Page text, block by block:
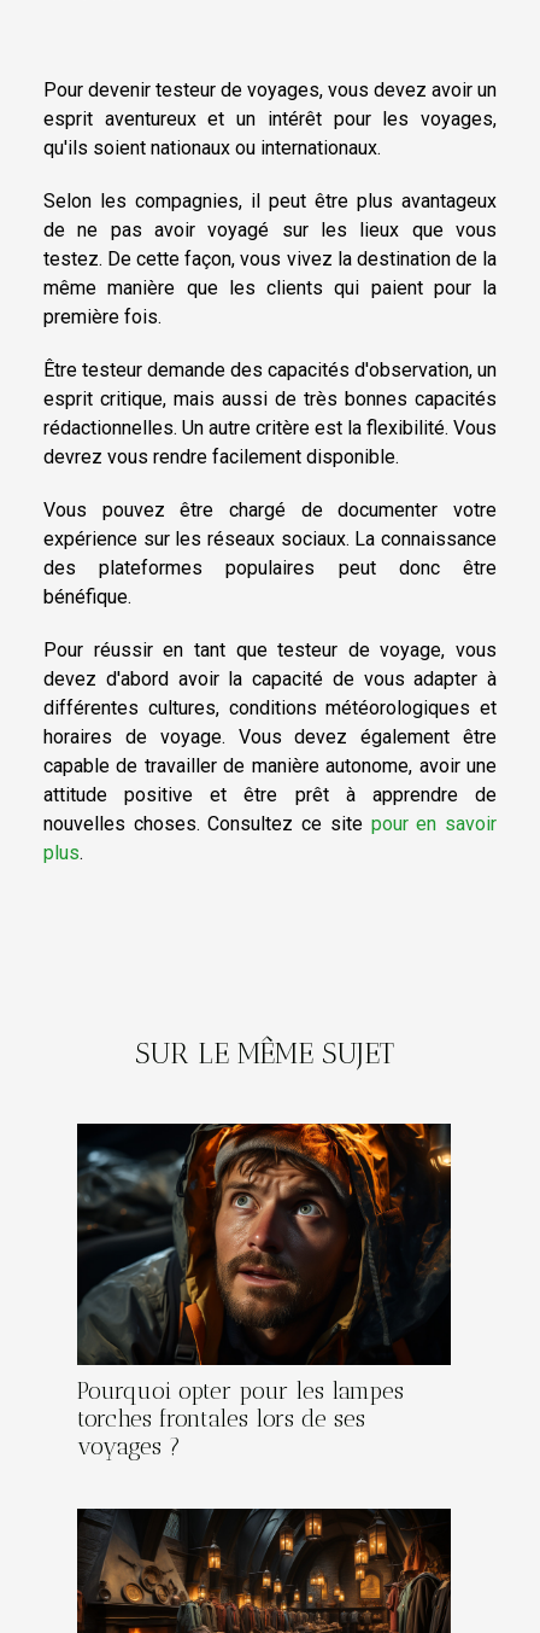
Pour devenir testeur de voyages, vous devez avoir un
esprit aventureux et un intérêt pour les voyages,
qu'ils soient nationaux ou internationaux.
Selon les compagnies, il peut être plus avantageux
de ne pas avoir voyagé sur les lieux que vous
testez. De cette façon, vous vivez la destination de la
même manière que les clients qui paient pour la
première fois.
Être testeur demande des capacités d'observation, un
esprit critique, mais aussi de très bonnes capacités
rédactionnelles. Un autre critère est la flexibilité. Vous
devrez vous rendre facilement disponible.
Vous pouvez être chargé de documenter votre
expérience sur les réseaux sociaux. La connaissance
des plateformes populaires peut donc être
bénéfique.
Pour réussir en tant que testeur de voyage, vous
devez d'abord avoir la capacité de vous adapter à
différentes cultures, conditions météorologiques et
horaires de voyage. Vous devez également être
capable de travailler de manière autonome, avoir une
attitude positive et être prêt à apprendre de
nouvelles choses. Consultez ce site pour en savoir
plus.
SUR LE MÊME SUJET
Pourquoi opter pour les lampes
torches frontales lors de ses
voyages ?